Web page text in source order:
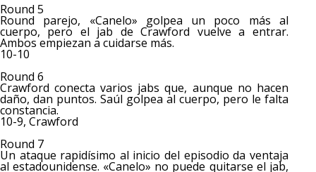
Round 5
Round parejo, «Canelo» golpea un poco más al
cuerpo, pero el jab de Crawford vuelve a entrar.
Ambos empiezan a cuidarse más.
10-10
Round 6
Crawford conecta varios jabs que, aunque no hacen
daño, dan puntos. Saúl golpea al cuerpo, pero le falta
constancia.
10-9, Crawford
Round 7
Un ataque rapidísimo al inicio del episodio da ventaja
al estadounidense. «Canelo» no puede quitarse el jab,